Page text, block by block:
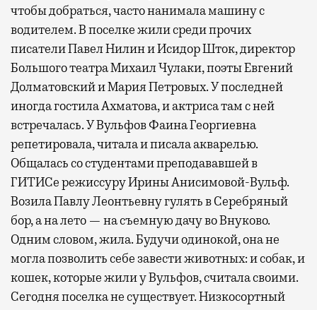
чтобы добраться, часто нанимала машину с
водителем. В поселке жили среди прочих
писатели Павел Нилин и Исидор Шток, директор
Большого театра Михаил Чулаки, поэты Евгений
Долматовский и Мария Петровых. У последней
иногда гостила Ахматова, и актриса там с ней
встречалась. У Вульфов Фаина Георгиевна
репетировала, читала и писала акварелью.
Общалась со студентами преподававшей в
ГИТИСе режиссуру Ирины Анисимовой-Вульф.
Возила Павлу Леонтьевну гулять в Серебряный
бор, а на лето — на съемную дачу во Внуково.
Одним словом, жила. Будучи одинокой, она не
могла позволить себе завести животных: и собак, и
кошек, которые жили у Вульфов, считала своими.
Сегодня поселка не существует. Низкосортный